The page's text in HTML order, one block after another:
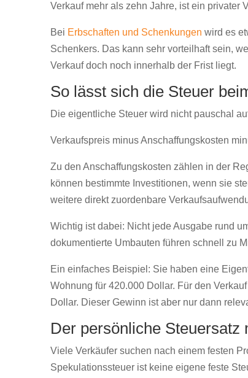
Verkauf mehr als zehn Jahre, ist ein privater
Bei Erbschaften und Schenkungen wird es
Schenkers. Das kann sehr vorteilhaft sein,
Verkauf doch noch innerhalb der Frist liegt.
So lässt sich die Steuer
Die eigentliche Steuer wird nicht pauschal
Verkaufspreis minus Anschaffungskosten
Zu den Anschaffungskosten zählen in der
können bestimmte Investitionen, wenn sie
weitere direkt zuordenbare
Wichtig ist dabei: Nicht jede Ausgabe rund
dokumentierte Umbauten führen schnell zu
Ein einfaches Beispiel: Sie haben eine
Wohnung für 420.000 Dollar. Für den
Dollar. Dieser Gewinn ist aber nur dann
Der persönliche Steuersatz
Viele Verkäufer suchen nach einem festen
Spekulationssteuer ist keine eigene feste